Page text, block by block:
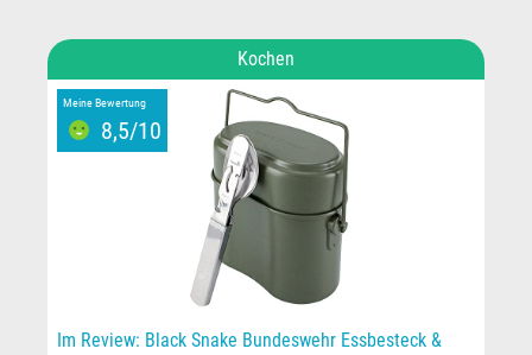
Kochen
Meine Bewertung
8,5/10
Im Review: Black Snake Bundeswehr Essbesteck &